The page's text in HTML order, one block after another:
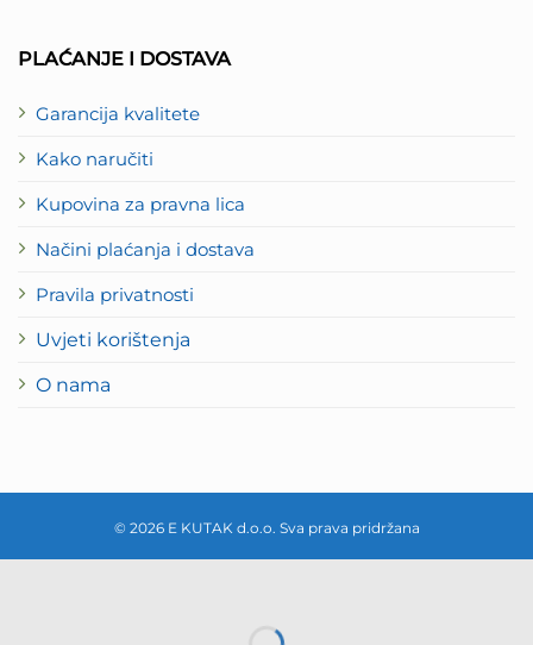
PLAĆANJE I DOSTAVA
Garancija kvalitete
Kako naručiti
Kupovina za pravna lica
Načini plaćanja i dostava
Pravila privatnosti
Uvjeti korištenja
O nama
© 2026 E KUTAK d.o.o. Sva prava pridržana